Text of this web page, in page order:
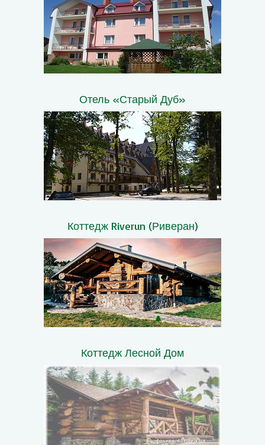
Отель «Старый Дуб»
Коттедж Riverun (Риверан)
Коттедж Лесной Дом